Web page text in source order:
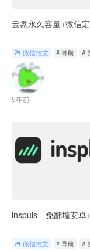
微信推文 # 导航 #
5年前
inspuls—免翻墙安卓
微信推文 # 导航 #